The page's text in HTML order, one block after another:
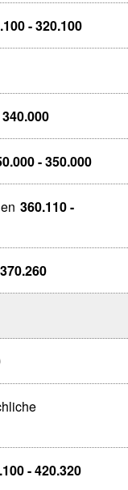
- 320.100
- 350.000
360.110 -
- 420.320